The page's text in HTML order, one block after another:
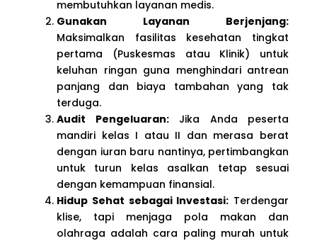
membutuhkan layanan medis.
Gunakan Layanan Berjenjang:
Maksimalkan fasilitas kesehatan tingkat
pertama (Puskesmas atau Klinik) untuk
keluhan ringan guna menghindari antrean
panjang dan biaya tambahan yang tak
terduga.
Audit Pengeluaran:Jika Anda peserta
mandiri kelas I atau II dan merasa berat
dengan iuran baru nantinya, pertimbangkan
untuk turun kelas asalkan tetap sesuai
dengan kemampuan finansial.
Hidup Sehat sebagai Investasi: Terdengar
klise, tapi menjaga pola makan dan
olahraga adalah cara paling murah untuk